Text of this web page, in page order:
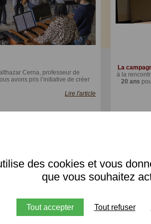
La
à la
20 ans
Cerna, professeur de
avons pris l’initiative de créer
Lire l'article
Devenir
Participer à l'organisation des
Apporter votre soutien à des
communication
des cookies et vous
que vous souhaitez
Tout accepter Tout refuser